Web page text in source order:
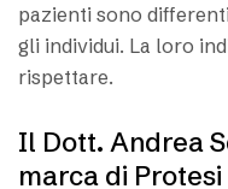
pazienti sono
gli individui. La loro
rispettare.
Il Dott. Andrea
marca di